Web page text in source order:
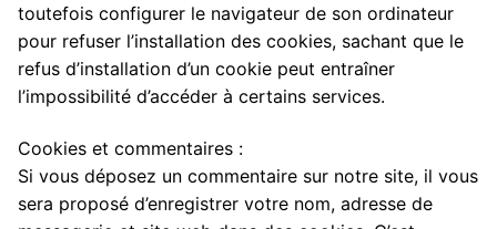
toutefois configurer le navigateur de son ordinateur
pour refuser l’installation des cookies, sachant que le
refus d’installation d’un cookie peut entraîner
l’impossibilité d’accéder à certains services.
Cookies et commentaires :
Si vous déposez un commentaire sur notre site, il vous
sera proposé d’enregistrer votre nom, adresse de